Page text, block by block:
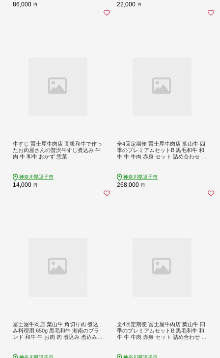
86,000 円 22,000 円
牛すじ 冨士屋牛肉店 高級和牛で作っ
たお肉屋さんの贅沢牛すじ煮込み 牛
肉 牛 和牛 おかず 惣菜
神奈川県逗子市
14,000 円
全4回定期便 冨士屋牛肉店 葉山牛 四
季のプレミアムセットB 黒毛和牛 和
牛 牛 牛肉 赤身 セット 詰め合わせ 焼
ストビーフ お取り寄せグルメ 送料無
料 神奈川県 逗子市
神奈川県逗子市
268,000 円
冨士屋牛肉店 葉山牛 角切り肉 煮込
み料理用 650g 黒毛和牛 湘南のブラ
ンド 和牛 牛 お肉 肉 煮込み 煮込み料
物 ビーフ お取り寄せグルメ 送料無
全4回定期便 冨士屋牛肉店 葉山牛 四
季のプレミアムセットB 黒毛和牛 和
牛 牛 牛肉 赤身 セット 詰め合わせ 焼
ストビーフ お取り寄せグルメ 送料無